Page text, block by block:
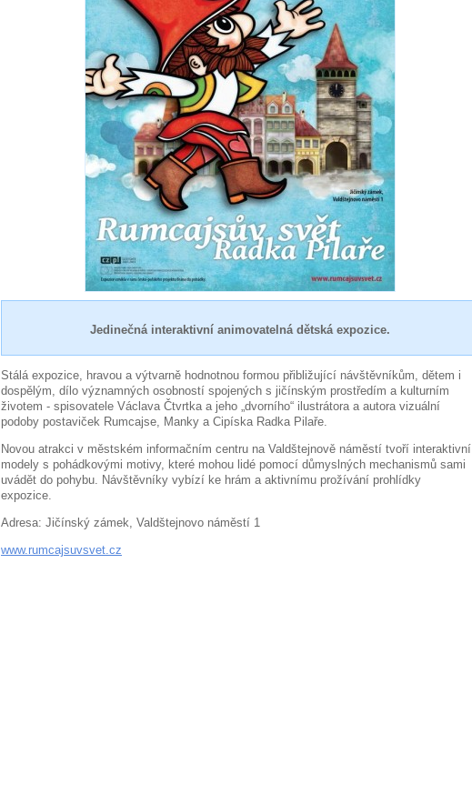
Jedinečná interaktivní animovatelná dětská expozice.
Stálá expozice, hravou a výtvarně hodnotnou formou přibližující návštěvníkům, dětem i
dospělým, dílo významných osobností spojených s jičínským prostředím a kulturním
životem - spisovatele Václava Čtvrtka a jeho „dvorního“ ilustrátora a autora vizuální
podoby postaviček Rumcajse, Manky a Cipíska Radka Pilaře.
Novou atrakci v městském informačním centru na Valdštejnově náměstí tvoří interaktivní
modely s pohádkovými motivy, které mohou lidé pomocí důmyslných mechanismů sami
uvádět do pohybu. Návštěvníky vybízí ke hrám a aktivnímu prožívání prohlídky
expozice.
Adresa: Jičínský zámek, Valdštejnovo náměstí 1
www.rumcajsuvsvet.cz